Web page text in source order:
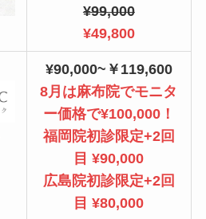
¥99,000
¥49,800
¥90,000~￥119,600
8月は麻布院でモニタ
ー価格で¥100,000！
福岡院初診限定+2回
目 ¥90,000
広島院初診限定+2回
目 ¥80,000